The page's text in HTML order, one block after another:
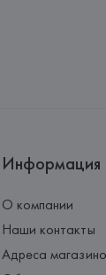
Информация
О компании
Наши контакты
Адреса